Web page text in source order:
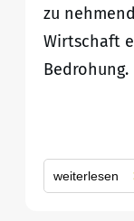
zu
Wirtschaft
Bedrohung.
weiterlesen